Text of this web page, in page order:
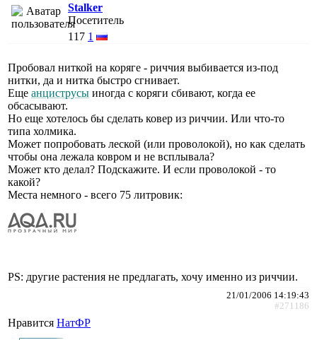
Stalker
Посетитель
117 1
Пробовал ниткой на коряге - риччия выбивается из-под
нитки, да и нитка быстро сгнивает.
Еще анциструсы иногда с коряги сбивают, когда ее
обсасывают.
Но еще хотелось бы сделать ковер из риччии. Или что-то
типа холмика.
Может попробовать леской (или проволокой), но как сделать
чтобы она лежала ковром и не всплывала?
Может кто делал? Подскажите. И если проволокой - то
какой?
Места немного - всего 75 литровик:
PS: другие растения не предлагать, хочу именно из риччии.
21/01/2006 14:19:43
#271186
Нравится НатФР